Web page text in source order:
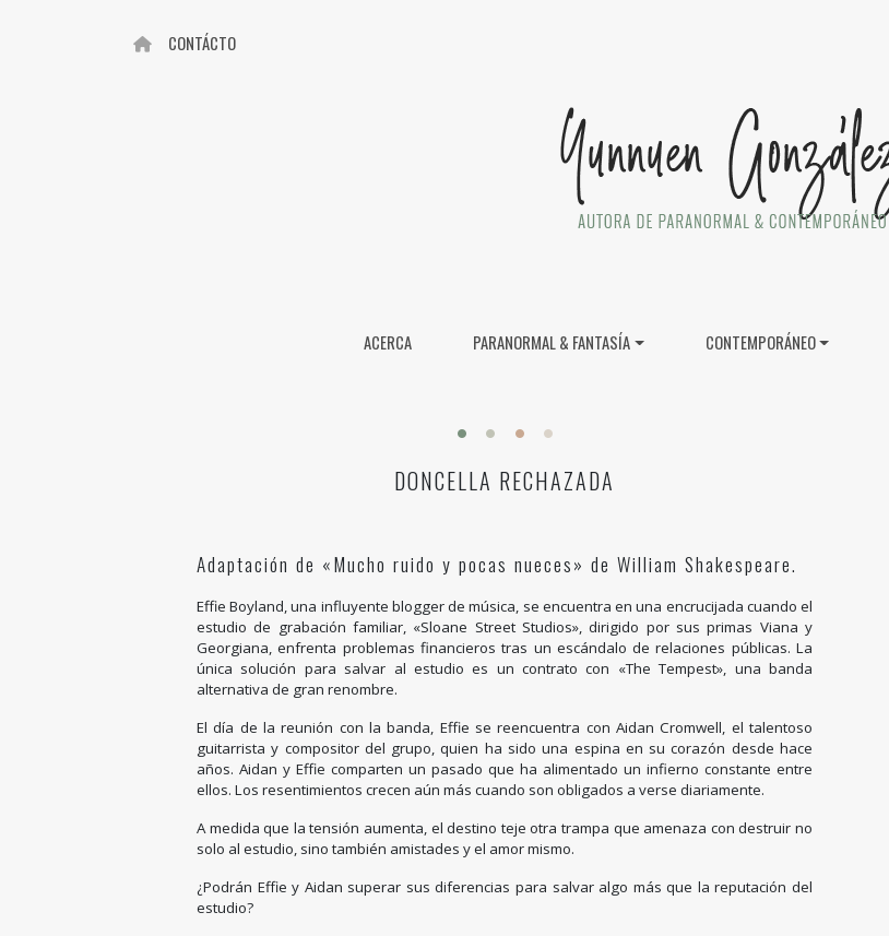
CONTÁCTO
ACERCA PARANORMAL & FANTASÍA CONTEMPORÁNEO
DONCELLA RECHAZADA
Adaptación de «Mucho ruido y pocas nueces» de William Shakespeare.
Effie Boyland, una influyente blogger de música, se encuentra en una encrucijada cuando el
estudio de grabación familiar, «Sloane Street Studios», dirigido por sus primas Viana y
Georgiana, enfrenta problemas financieros tras un escándalo de relaciones públicas. La
única solución para salvar al estudio es un contrato con «The Tempest», una banda
alternativa de gran renombre.
El día de la reunión con la banda, Effie se reencuentra con Aidan Cromwell, el talentoso
guitarrista y compositor del grupo, quien ha sido una espina en su corazón desde hace
años. Aidan y Effie comparten un pasado que ha alimentado un infierno constante entre
ellos. Los resentimientos crecen aún más cuando son obligados a verse diariamente.
A medida que la tensión aumenta, el destino teje otra trampa que amenaza con destruir no
solo al estudio, sino también amistades y el amor mismo.
¿Podrán Effie y Aidan superar sus diferencias para salvar algo más que la reputación del
estudio?